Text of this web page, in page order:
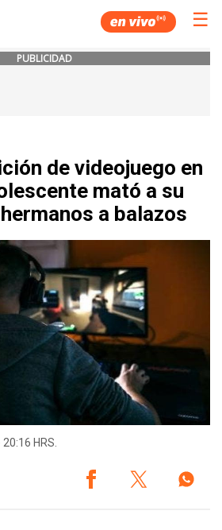
☰
PUBLICIDAD
de videojuego en
mató a su
a balazos
20:16 HRS.